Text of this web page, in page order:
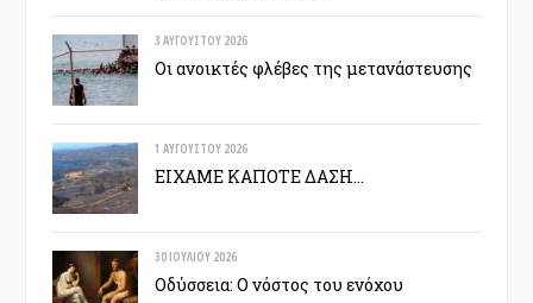
3 ΑΥΓΟΎΣΤΟΥ 2026
Οι ανοικτές φλέβες της μετανάστευσης
1 ΑΥΓΟΎΣΤΟΥ 2026
ΕΙΧΑΜΕ ΚΑΠΟΤΕ ΔΑΣΗ…
30 ΙΟΥΛΊΟΥ 2026
Οδύσσεια: Ο νόστος του ενόχου